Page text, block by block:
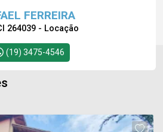
FERREIRA
264039 - Locação
(19) 3475-4546